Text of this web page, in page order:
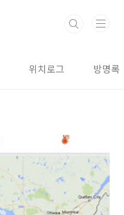
위치로그 방명록